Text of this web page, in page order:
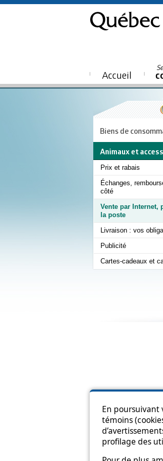
En poursuivant
témoins
profilage des
Accueil
Biens de
Animaux et
Prix et rabais
Échanges,
côté
Vente par Internet,
la poste
Livraison : vos
Publicité
Cartes-cadeaux et